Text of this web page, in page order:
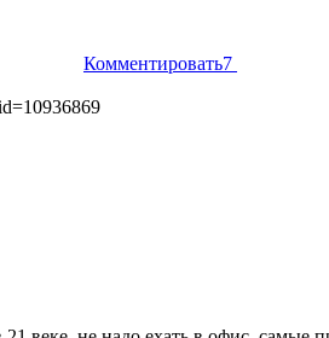
Комментировать7